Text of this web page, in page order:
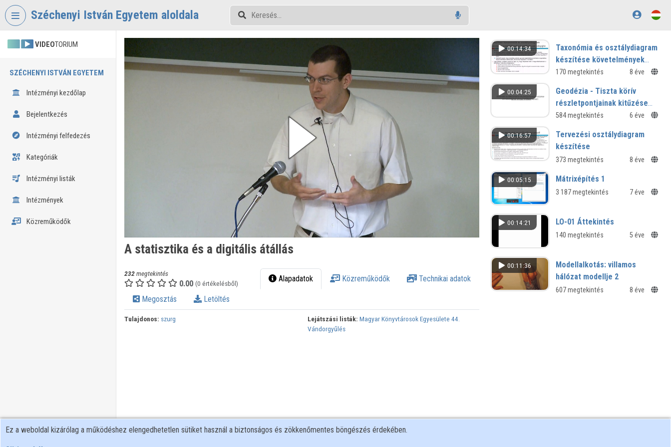
Fejléc kihagyása
Széchenyi István Egyetem aloldala
VIDEOTORIUM
SZÉCHENYI ISTVÁN EGYETEM
Intézményi kezdőlap
Bejelentkezés
Intézményi felfedezés
Kategóriák
Intézményi listák
Intézmények
Közreműködők
A statisztika és a digitális átállás
232megtekintés
0.00 (0 értékelésből) Alapadatok Közreműködők Technikai adatok
Megosztás Letöltés
Tulajdonos: szurg Lejátszási listák: Magyar Könyvtárosok Egyesülete 44.
Vándorgyűlés
00:14:34
Taxonómia és osztálydiagram
készítése követelmények
alapján
170 megtekintés 8 éve
00:04:25
Geodézia - Tiszta körív
részletpontjainak kitűzése
kerek abszcisszákkal
584 megtekintés 6 éve
00:16:57
Tervezési osztálydiagram
készítése
373 megtekintés 8 éve
00:05:15 Mátrixépítés 1
3 187 megtekintés 7 éve
00:14:21 LO-01 Áttekintés
140 megtekintés 5 éve
00:11:36
Modellalkotás: villamos
hálózat modellje 2
607 megtekintés 8 éve
Ez a weboldal kizárólag a működéshez elengedhetetlen sütiket használ a biztonságos és zökkenőmentes böngészés érdekében.